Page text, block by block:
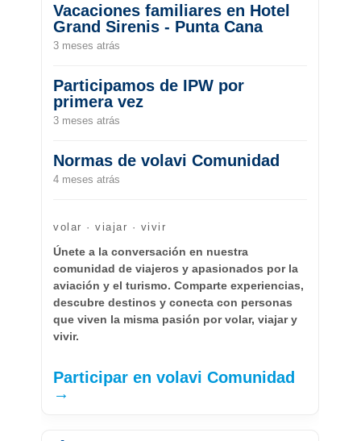
Vacaciones familiares en Hotel
Grand Sirenis - Punta Cana
3 meses atrás
Participamos de IPW por
primera vez
3 meses atrás
Normas de volavi Comunidad
4 meses atrás
volar · viajar · vivir
Únete a la conversación en nuestra
comunidad de viajeros y apasionados por la
aviación y el turismo. Comparte experiencias,
descubre destinos y conecta con personas
que viven la misma pasión por volar, viajar y
vivir.
Participar en volavi Comunidad
→